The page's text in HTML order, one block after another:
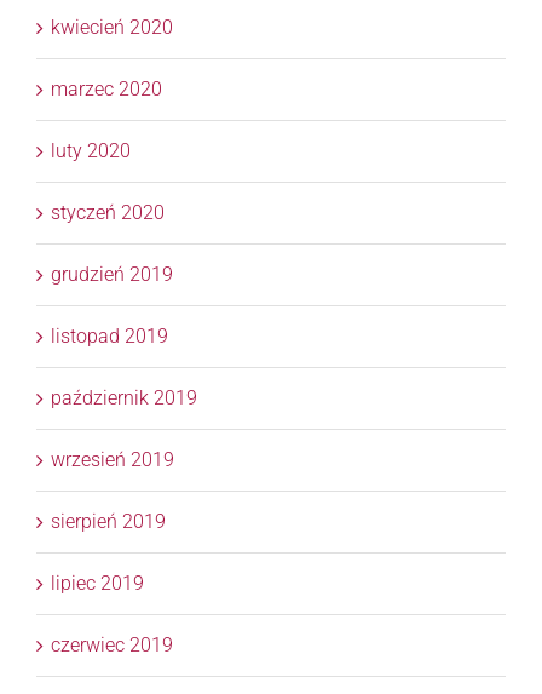
kwiecień 2020
marzec 2020
luty 2020
styczeń 2020
grudzień 2019
listopad 2019
październik 2019
wrzesień 2019
sierpień 2019
lipiec 2019
czerwiec 2019